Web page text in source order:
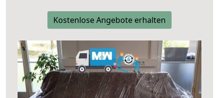
Kostenlose Angebote erhalten